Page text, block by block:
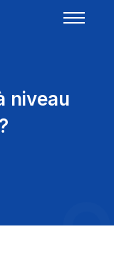
niveau